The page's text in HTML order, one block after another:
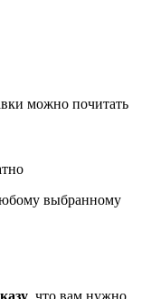
можно почитать
выбранному
, что вам нужно